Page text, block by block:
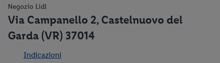
Negozio Lidl
Via Campanello 2, Castelnuovo del
Garda (VR) 37014
Indicazioni